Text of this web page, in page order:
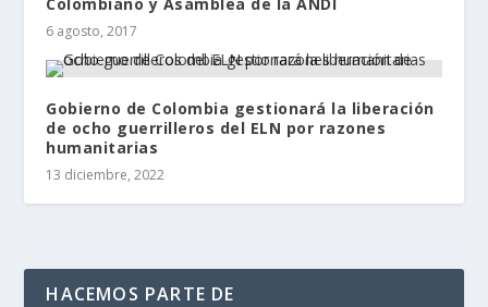
6 agosto, 2017
Gobierno de Colombia gestionará la liberación
de ocho guerrilleros del ELN por razones
humanitarias
13 diciembre, 2022
HACEMOS PARTE DE